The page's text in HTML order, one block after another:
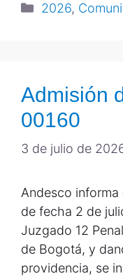
2026,
Admisión
00160
3 de julio de
Andesco
de fecha 2 de
Juzgado 12
de Bogotá, y
providencia, se